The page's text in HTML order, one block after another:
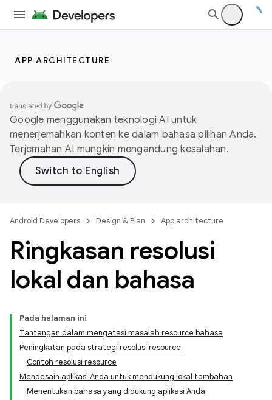
APP ARCHITECTURE
Google menggunakan teknologi AI untuk
menerjemahkan konten ke dalam bahasa pilihan Anda.
Terjemahan AI mungkin mengandung kesalahan.
Android Developers Design & Plan App architecture
Ringkasan resolusi
lokal dan bahasa
Pada halaman ini
Tantangan dalam mengatasi masalah resource bahasa
Peningkatan pada strategi resolusi resource
Contoh resolusi resource
Mendesain aplikasi Anda untuk mendukung lokal tambahan
Menentukan bahasa yang didukung aplikasi Anda